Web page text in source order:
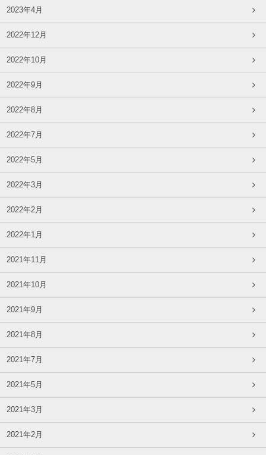
2023年4月
2022年12月
2022年10月
2022年9月
2022年8月
2022年7月
2022年5月
2022年3月
2022年2月
2022年1月
2021年11月
2021年10月
2021年9月
2021年8月
2021年7月
2021年5月
2021年3月
2021年2月